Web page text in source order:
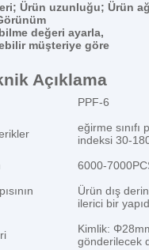
Ürün uzunluğu; Ürün
değeri ayarla,
müşteriye göre
Açıklama
PPF-6
eğirme sınıfı
indeksi 30-
6000-
Ürün dış
ilerici bir
Kimlik:
gönderilecek